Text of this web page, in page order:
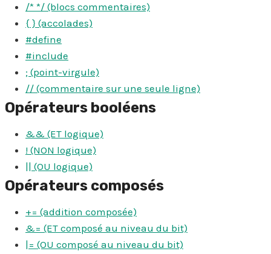
/* */ (blocs commentaires)
{ } (accolades)
#define
#include
; (point-virgule)
// (commentaire sur une seule ligne)
Opérateurs booléens
&& (ET logique)
! (NON logique)
|| (OU logique)
Opérateurs composés
+= (addition composée)
&= (ET composé au niveau du bit)
|= (OU composé au niveau du bit)